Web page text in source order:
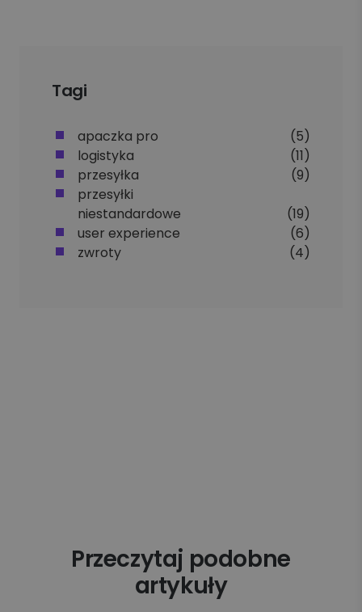
Tagi
apaczka pro
(5)
logistyka
(11)
przesyłka
(9)
przesyłki
niestandardowe
(19)
user experience
(6)
zwroty
(4)
Przeczytaj podobne
artykuły